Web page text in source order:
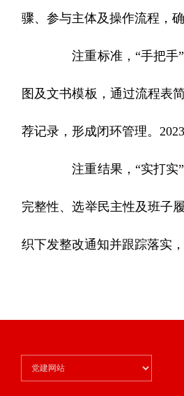
骤、参与主体及操作流程，
注重标准，“手把手”
图及文书模板，通过流程表
荐记录，形成闭环管理。
注重结果，“实打实”
完整性、选举民主性及班子
织下发整改通知并跟踪落实